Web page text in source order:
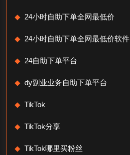
24小时自助下单全网最低价
24小时自助下单全网最低价软件
24自助下单平台
dy副业业务自助下单平台
TikTok
TikTok分享
TikTok哪里买粉丝